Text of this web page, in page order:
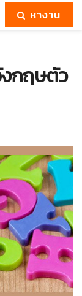
หางาน
กฤษตัว